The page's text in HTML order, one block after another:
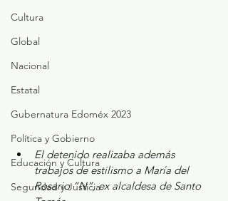
Cultura
Global
Nacional
Estatal
Gubernatura Edoméx 2023
Política y Gobierno
Educación y Cultura
Seguridad y Justicia
El detenido realizaba además
trabajos de estilismo a María del
Rosario “N”, ex alcaldesa de Santo